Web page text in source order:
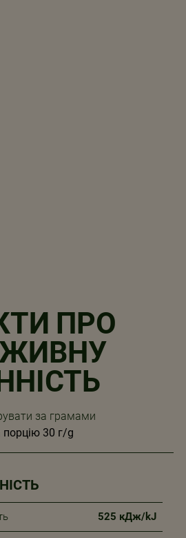
ПРО
за грамами
525 кДж/kJ